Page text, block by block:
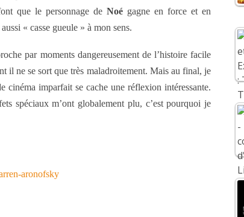
que le personnage de Noégagne en force et en
« casse gueule » à mon sens.
par moments dangereusement de l’histoire facile
il ne se sort que très maladroitement. Mais au final, je
cinéma imparfait se cache une réflexion intéressante.
spéciaux m’ont globalement plu, c’est pourquoi je
aronofsky